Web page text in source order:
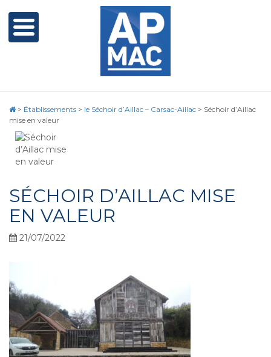
> Établissements > le Séchoir d’Aillac – Carsac-Aillac > Séchoir d’Aillac
mise en valeur
SÉCHOIR D’AILLAC MISE
EN VALEUR
21/07/2022